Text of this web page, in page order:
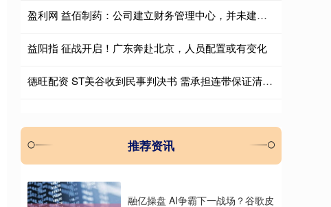
盈利网 益佰制药：公司建立财务管理中心，并未建立财务共享中心
益阳指 征战开启！广东奔赴北京，人员配置或有变化
德旺配资 ST美谷收到民事判决书 需承担连带保证清偿责任并有权追偿
推荐资讯
融亿操盘 AI争霸下一战场？谷歌皮